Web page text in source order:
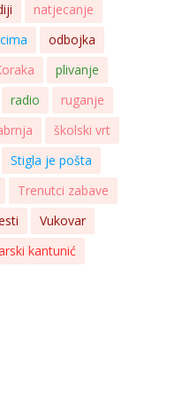
natjecanje
odbojka
plivanje
radio
ruganje
školski vrt
Stigla je pošta
Trenutci zabave
Vukovar
kantunić